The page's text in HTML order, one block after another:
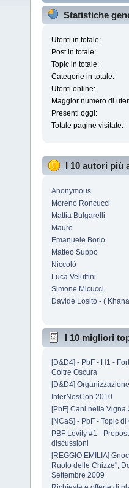
Statistiche
Utenti in totale:
Post in totale:
Topic in totale:
Categorie in totale:
Utenti online:
Maggior numero di
Presenti oggi:
Totale pagine visitate:
I 10 autori più
Anonymous
Moreno Roncucci
Mattia Bulgarelli
Mauro
Emanuele Borio
Matteo Suppo
Niccolò
Luca Veluttini
Simone Micucci
Davide Losito - (
I 10 migliori
[D&D4] - PbF - H1 -
Coltre Oscura
[D&D4] Organizzazione
InterNosCon 2010
[PbF] Cani nella Vigna
[NCaS] - PbF - Topic di
PBF Levity #1 -
discussioni
[REGGIO EMILIA]
Ruolo delle Chizze",
Settembre 2009